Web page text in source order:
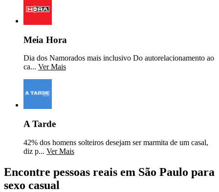
Meia Hora
Dia dos Namorados mais inclusivo Do autorelacionamento ao
ca... Ver Mais
A Tarde
42% dos homens solteiros desejam ser marmita de um casal,
diz p... Ver Mais
Encontre pessoas reais em São Paulo para
sexo casual